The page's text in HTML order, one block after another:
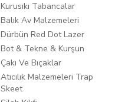
Kurusıkı Tabancalar
Balık Av Malzemeleri
Dürbün Red Dot Lazer
Bot & Tekne & Kurşun
Çakı Ve Bıçaklar
Atıcılık Malzemeleri Trap
Skeet